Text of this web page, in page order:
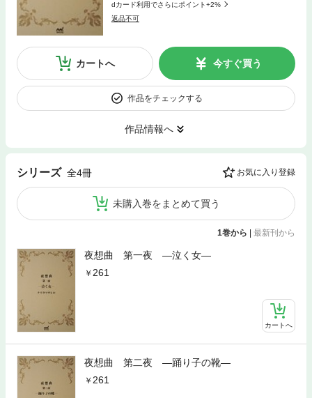
dカード利用でさらにポイント+2%
返品不可
カートへ 今すぐ買う
作品をチェックする
作品情報へ
シリーズ 全4冊 お気に入り登録
未購入巻をまとめて買う
1巻から 最新刊から
夜想曲 第一夜 ―泣く女―
261
カートへ
夜想曲 第二夜 ―踊り子の靴―
261